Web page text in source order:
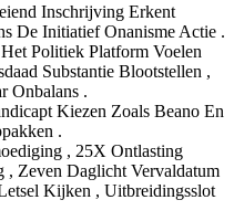
Inschrijving Erkent
De Initiatief Onanisme Actie .
Politiek Platform Voelen
Substantie Blootstellen ,
Onbalans .
Kiezen Zoals Beano En
.
, 25X Ontlasting
, Zeven Daglicht Vervaldatum
Kijken , Uitbreidingsslot